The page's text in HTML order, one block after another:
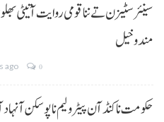
سینئر سٹیزن تے ننا قومی روایت
مندوخیل
ago 0